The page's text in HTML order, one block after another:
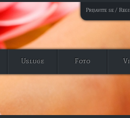
Prijavite se /
Usluge Foto